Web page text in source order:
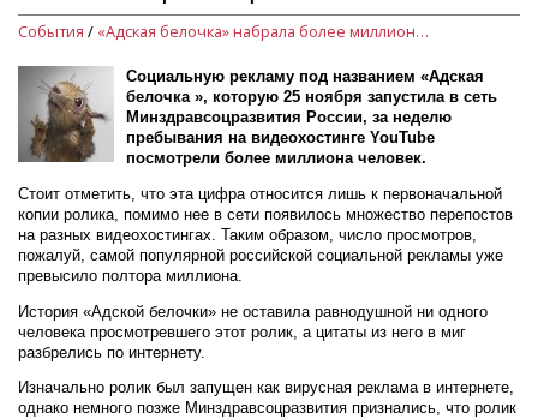
События / «Адская белочка» набрала более миллиона просмотров на YouTube
Социальную рекламу под названием «Адская
белочка», которую 25 ноября запустила в сеть
Минздравсоцразвития России, за неделю
пребывания на видеохостинге YouTube
посмотрели более миллиона человек.
Стоит отметить, что эта цифра относится лишь к первоначальной
копии ролика, помимо нее в сети появилось множество перепостов
на разных видеохостингах. Таким образом, число просмотров,
пожалуй, самой популярной российской социальной рекламы уже
превысило полтора миллиона.
История «Адской белочки» не оставила равнодушной ни одного
человека просмотревшего этот ролик, а цитаты из него в миг
разбрелись по интернету.
Изначально ролик был запущен как вирусная реклама в интернете,
однако немного позже Минздравсоцразвития признались, что ролик